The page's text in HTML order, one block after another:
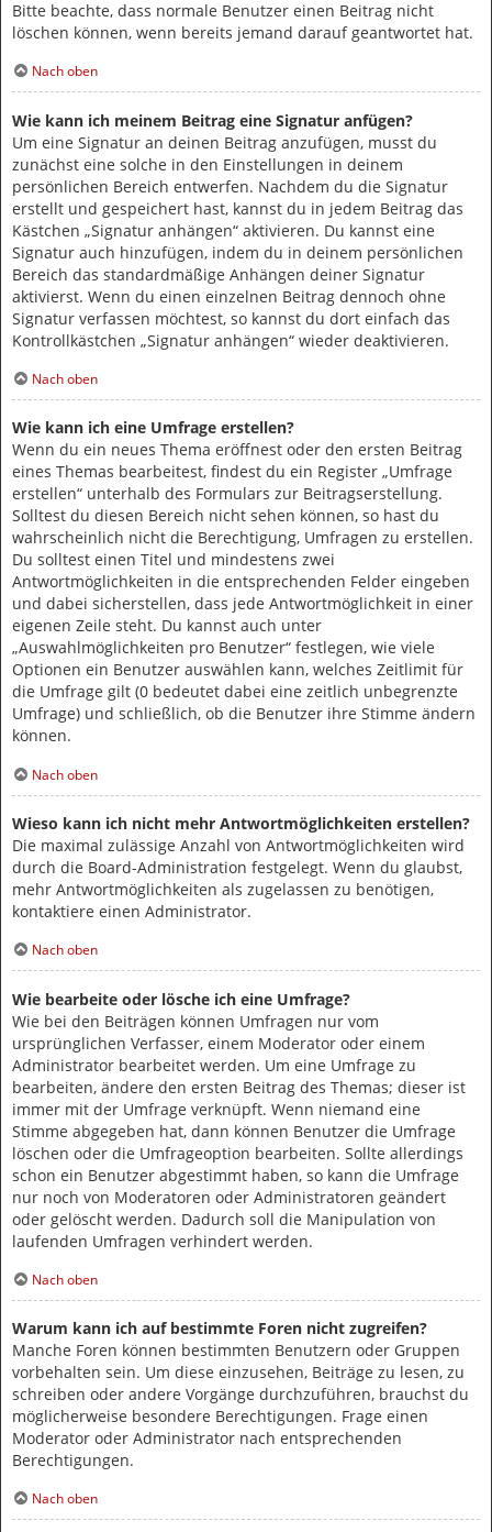
Bitte beachte, dass normale Benutzer einen Beitrag nicht
löschen können, wenn bereits jemand darauf geantwortet hat.
Nach oben
Wie kann ich meinem Beitrag eine Signatur anfügen?
Um eine Signatur an deinen Beitrag anzufügen, musst du
zunächst eine solche in den Einstellungen in deinem
persönlichen Bereich entwerfen. Nachdem du die Signatur
erstellt und gespeichert hast, kannst du in jedem Beitrag das
Kästchen „Signatur anhängen“ aktivieren. Du kannst eine
Signatur auch hinzufügen, indem du in deinem persönlichen
Bereich das standardmäßige Anhängen deiner Signatur
aktivierst. Wenn du einen einzelnen Beitrag dennoch ohne
Signatur verfassen möchtest, so kannst du dort einfach das
Kontrollkästchen „Signatur anhängen“ wieder deaktivieren.
Nach oben
Wie kann ich eine Umfrage erstellen?
Wenn du ein neues Thema eröffnest oder den ersten Beitrag
eines Themas bearbeitest, findest du ein Register „Umfrage
erstellen“ unterhalb des Formulars zur Beitragserstellung.
Solltest du diesen Bereich nicht sehen können, so hast du
wahrscheinlich nicht die Berechtigung, Umfragen zu erstellen.
Du solltest einen Titel und mindestens zwei
Antwortmöglichkeiten in die entsprechenden Felder eingeben
und dabei sicherstellen, dass jede Antwortmöglichkeit in einer
eigenen Zeile steht. Du kannst auch unter
„Auswahlmöglichkeiten pro Benutzer“ festlegen, wie viele
Optionen ein Benutzer auswählen kann, welches Zeitlimit für
die Umfrage gilt (0 bedeutet dabei eine zeitlich unbegrenzte
Umfrage) und schließlich, ob die Benutzer ihre Stimme ändern
können.
Nach oben
Wieso kann ich nicht mehr Antwortmöglichkeiten erstellen?
Die maximal zulässige Anzahl von Antwortmöglichkeiten wird
durch die Board-Administration festgelegt. Wenn du glaubst,
mehr Antwortmöglichkeiten als zugelassen zu benötigen,
kontaktiere einen Administrator.
Nach oben
Wie bearbeite oder lösche ich eine Umfrage?
Wie bei den Beiträgen können Umfragen nur vom
ursprünglichen Verfasser, einem Moderator oder einem
Administrator bearbeitet werden. Um eine Umfrage zu
bearbeiten, ändere den ersten Beitrag des Themas; dieser ist
immer mit der Umfrage verknüpft. Wenn niemand eine
Stimme abgegeben hat, dann können Benutzer die Umfrage
löschen oder die Umfrageoption bearbeiten. Sollte allerdings
schon ein Benutzer abgestimmt haben, so kann die Umfrage
nur noch von Moderatoren oder Administratoren geändert
oder gelöscht werden. Dadurch soll die Manipulation von
laufenden Umfragen verhindert werden.
Nach oben
Warum kann ich auf bestimmte Foren nicht zugreifen?
Manche Foren können bestimmten Benutzern oder Gruppen
vorbehalten sein. Um diese einzusehen, Beiträge zu lesen, zu
schreiben oder andere Vorgänge durchzuführen, brauchst du
möglicherweise besondere Berechtigungen. Frage einen
Moderator oder Administrator nach entsprechenden
Berechtigungen.
Nach oben